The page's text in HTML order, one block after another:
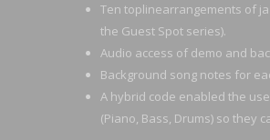
Ten toplinearrangements of
the Guest Spot series).
Audio access of demo and
Background song notes for
A hybrid code enabled the
(Piano, Bass, Drums) so they